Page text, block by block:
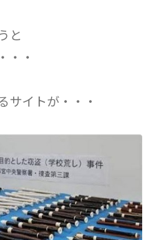
と
・・
サイトが・・・